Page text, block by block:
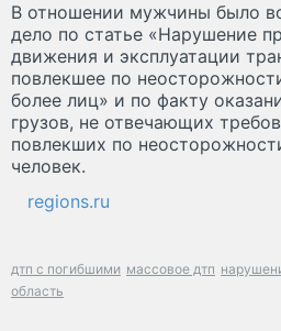
В отношении мужчины было
дело по статье «Нарушение
движения и эксплуатации
повлекшее по
более лиц» и по факту
грузов, не отвечающих
повлекших по
человек.
regions.ru
дтп с погибшими массовое дтп
область